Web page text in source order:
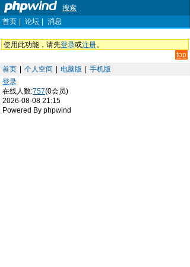
搜索
首页
论坛 消息
使用此功能，请先登录或注册。
top
首页
个人空间 电脑版
手机版
登录
在线人数:757(0会员)
2026-08-08 21:15
Powered By phpwind